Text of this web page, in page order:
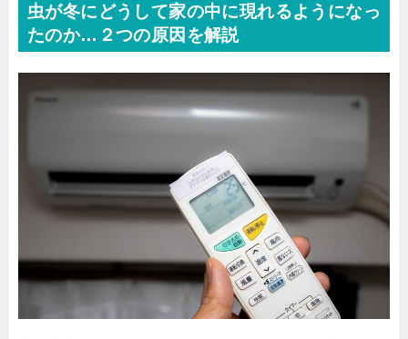
虫が冬にどうして家の中に現れるようになっ
たのか…２つの原因を解説